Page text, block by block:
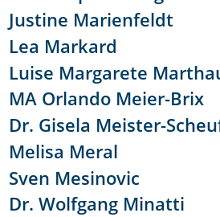
Justine Marienfeldt
Lea Markard
Luise Margarete
MA Orlando Meier-Brix
Dr. Gisela Meister-
Melisa Meral
Sven Mesinovic
Dr. Wolfgang Minatti